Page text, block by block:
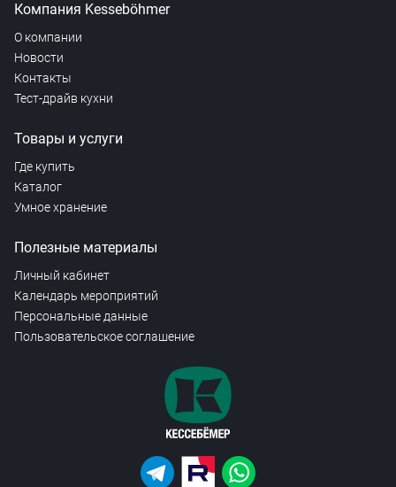
Компания Kesseböhmer
О компании
Новости
Контакты
Тест-драйв кухни
Товары и услуги
Где купить
Каталог
Умное хранение
Полезные материалы
Личный кабинет
Календарь мероприятий
Персональные данные
Пользовательское соглашение